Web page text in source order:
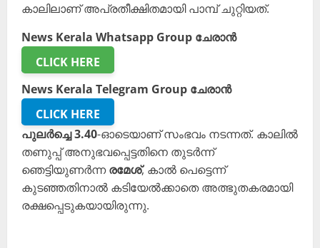
കാലിലാണ് അപ്രതീക്ഷിതമായി പാമ്പ് ചുറ്റിയത്.
News Kerala Whatsapp Group ചേരാൻ
CLICK HERE
News Kerala Telegram Group ചേരാൻ
CLICK HERE
പുലർച്ചെ 3.40-ഓടെയാണ് സംഭവം നടന്നത്. കാലിൽ
തണുപ്പ് അനുഭവപ്പെട്ടതിനെ തുടർന്ന്
ഞെട്ടിയുണർന്നരമേശ്, കാൽ പെട്ടെന്ന്
കുടഞ്ഞതിനാൽ കടിയേൽക്കാതെ അത്ഭുതകരമായി
രക്ഷപ്പെടുകയായിരുന്നു.